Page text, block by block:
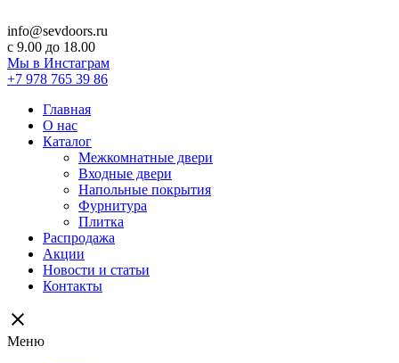
info@sevdoors.ru
c 9.00 до 18.00
Мы в Инстаграм
+7 978 765 39 86
Главная
О нас
Каталог
Межкомнатные двери
Входные двери
Напольные покрытия
Фурнитура
Плитка
Распродажа
Акции
Новости и статьи
Контакты
close
Меню